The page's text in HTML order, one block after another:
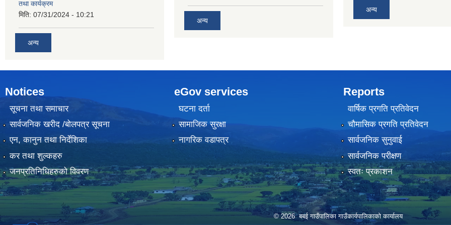
तथा कार्यक्रम
मिति: 07/31/2024 - 10:21
अन्य
अन्य
अन्य
Notices
सूचना तथा समाचार
सार्वजनिक खरीद /बोलपत्र सूचना
एन, कानुन तथा निर्देशिका
कर तथा शुल्कहरु
जनप्रतिनिधिहरुको विवरण
eGov services
घटना दर्ता
सामाजिक सुरक्षा
नागरिक वडापत्र
Reports
वार्षिक प्रगति प्रतिवेदन
चौमासिक प्रगति प्रतिवेदन
सार्वजनिक सुनुवाई
सार्वजनिक परीक्षण
स्वतः प्रकाशन
© 2026 बबई गाउँपालिका गाउँकार्यपालिकाकाे कार्यालय